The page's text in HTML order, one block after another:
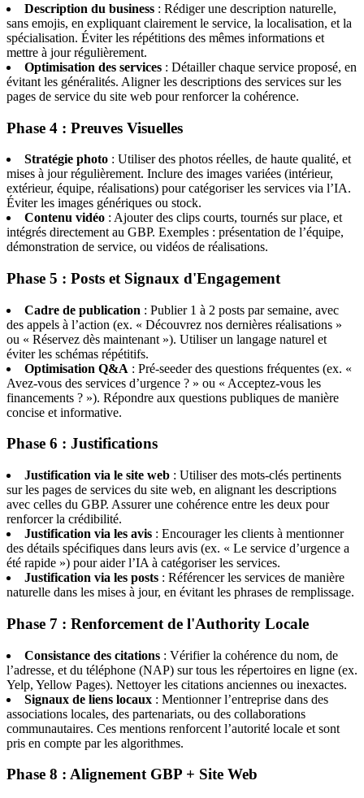
Description du business : Rédiger une description naturelle,
sans emojis, en expliquant clairement le service, la localisation, et la
spécialisation. Éviter les répétitions des mêmes informations et
mettre à jour régulièrement.
Optimisation des services : Détailler chaque service proposé, en
évitant les généralités. Aligner les descriptions des services sur les
pages de service du site web pour renforcer la cohérence.
Phase 4 : Preuves Visuelles
Stratégie photo : Utiliser des photos réelles, de haute qualité, et
mises à jour régulièrement. Inclure des images variées (intérieur,
extérieur, équipe, réalisations) pour catégoriser les services via l’IA.
Éviter les images génériques ou stock.
Contenu vidéo : Ajouter des clips courts, tournés sur place, et
intégrés directement au GBP. Exemples : présentation de l’équipe,
démonstration de service, ou vidéos de réalisations.
Phase 5 : Posts et Signaux d'Engagement
Cadre de publication : Publier 1 à 2 posts par semaine, avec
des appels à l’action (ex. « Découvrez nos dernières réalisations »
ou « Réservez dès maintenant »). Utiliser un langage naturel et
éviter les schémas répétitifs.
Optimisation Q&A : Pré-seeder des questions fréquentes (ex. «
Avez-vous des services d’urgence ? » ou « Acceptez-vous les
financements ? »). Répondre aux questions publiques de manière
concise et informative.
Phase 6 : Justifications
Justification via le site web : Utiliser des mots-clés pertinents
sur les pages de services du site web, en alignant les descriptions
avec celles du GBP. Assurer une cohérence entre les deux pour
renforcer la crédibilité.
Justification via les avis : Encourager les clients à mentionner
des détails spécifiques dans leurs avis (ex. « Le service d’urgence a
été rapide ») pour aider l’IA à catégoriser les services.
Justification via les posts : Référencer les services de manière
naturelle dans les mises à jour, en évitant les phrases de remplissage.
Phase 7 : Renforcement de l'Authority Locale
Consistance des citations : Vérifier la cohérence du nom, de
l’adresse, et du téléphone (NAP) sur tous les répertoires en ligne (ex.
Yelp, Yellow Pages). Nettoyer les citations anciennes ou inexactes.
Signaux de liens locaux : Mentionner l’entreprise dans des
associations locales, des partenariats, ou des collaborations
communautaires. Ces mentions renforcent l’autorité locale et sont
pris en compte par les algorithmes.
Phase 8 : Alignement GBP + Site Web